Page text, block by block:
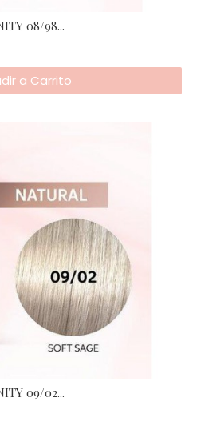
08/98...
a Carrito
09/02...